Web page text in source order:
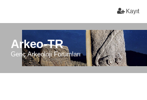
Kayıt
Arkeo-TR
Genç Arkeoloji Forumları